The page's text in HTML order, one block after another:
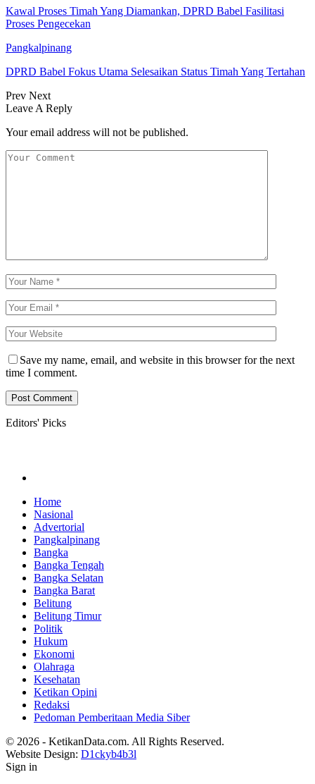
Kawal Proses Timah Yang Diamankan, DPRD Babel Fasilitasi
Proses Pengecekan
Pangkalpinang
DPRD Babel Fokus Utama Selesaikan Status Timah Yang Tertahan
Prev Next
Leave A Reply
Your email address will not be published.
Save my name, email, and website in this browser for the next
time I comment.
Editors' Picks
Home
Nasional
Advertorial
Pangkalpinang
Bangka
Bangka Tengah
Bangka Selatan
Bangka Barat
Belitung
Belitung Timur
Politik
Hukum
Ekonomi
Olahraga
Kesehatan
Ketikan Opini
Redaksi
Pedoman Pemberitaan Media Siber
© 2026 - KetikanData.com. All Rights Reserved.
Website Design: D1ckyb4b3l
Sign in